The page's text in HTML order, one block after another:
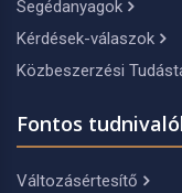
Segédanyagok
Kérdések-válaszok
Közbeszerzési
Fontos
Változásértesítő